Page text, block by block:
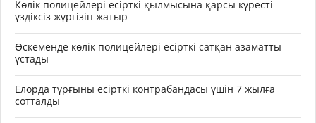
Көлік полицейлері есірткі қылмысына қарсы күресті
үздіксіз жүргізіп жатыр
Өскеменде көлік полицейлері есірткі сатқан азаматты
ұстады
Елорда тұрғыны есірткі контрабандасы үшін 7 жылға
сотталды